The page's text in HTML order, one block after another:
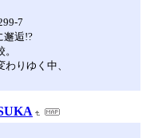
7
邂逅!?
りゆく中、